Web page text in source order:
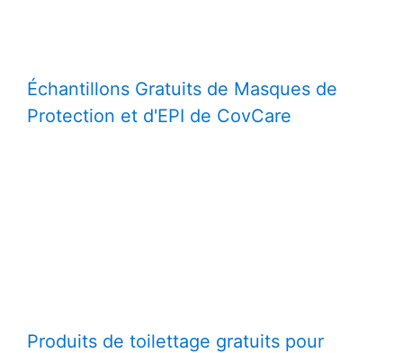
Échantillons Gratuits de Masques de
Protection et d'EPI de CovCare
Produits de toilettage gratuits pour